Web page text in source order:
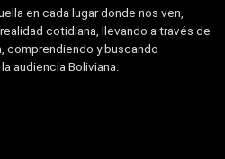
en cada lugar donde nos ven,
cotidiana, llevando a través de
comprendiendo y buscando
audiencia Boliviana.